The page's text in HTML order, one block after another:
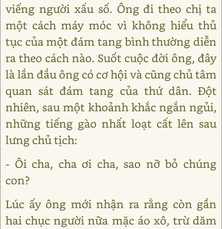
viếng người xấu số. Ông đi theo chị ta
một cách máy móc vì không hiểu thủ
tục của một đám tang bình thường diễn
ra theo cách nào. Suốt cuộc đời ông, đây
là lần đầu ông có cơ hội và cũng chủ tâm
quan sát đám tang của thứ dân. Đột
nhiên, sau một khoảnh khắc ngắn ngủi,
những tiếng gào nhất loạt cất lên sau
lưng chủ tịch:
- Ôi cha, cha ơi cha, sao nỡ bỏ chúng
con?
Lúc ấy ông mới nhận ra rằng còn gần
hai chục người nữa mặc áo xô, trừ dăm